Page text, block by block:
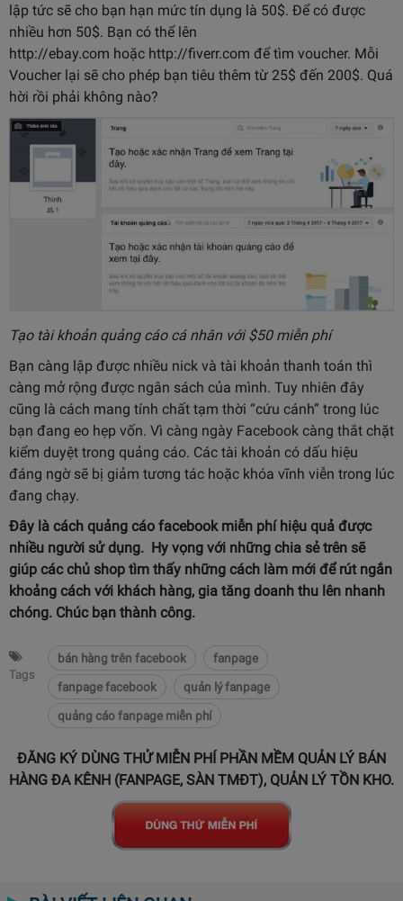
lập tức sẽ cho bạn hạn mức tín dụng là 50$. Để có được
nhiều hơn 50$. Bạn có thể lên
http://ebay.com hoặc http://fiverr.com để tìm voucher. Mỗi
Voucher lại sẽ cho phép bạn tiêu thêm từ 25$ đến 200$. Quá
hời rồi phải không nào?
Tạo tài khoản quảng cáo cá nhân với $50 miễn phí
Bạn càng lập được nhiều nick và tài khoản thanh toán thì
càng mở rộng được ngân sách của mình. Tuy nhiên đây
cũng là cách mang tính chất tạm thời “cứu cánh” trong lúc
bạn đang eo hẹp vốn. Vì càng ngày Facebook càng thắt chặt
kiểm duyệt trong quảng cáo. Các tài khoản có dấu hiệu
đáng ngờ sẽ bị giảm tương tác hoặc khóa vĩnh viễn trong lúc
đang chạy.
Đây là cách quảng cáo facebook miễn phí hiệu quả được
nhiều người sử dụng. Hy vọng với những chia sẻ trên sẽ
giúp các chủ shop tìm thấy những cách làm mới để rút ngắn
khoảng cách với khách hàng, gia tăng doanh thu lên nhanh
chóng. Chúc bạn thành công.
Tags
bán hàng trên facebook
fanpage
fanpage facebook
quản lý fanpage
quảng cáo fanpage miễn phí
ĐĂNG KÝ DÙNG THỬ MIỄN PHÍ PHẦN MỀM QUẢN LÝ BÁN
HÀNG ĐA KÊNH (FANPAGE, SÀN TMĐT), QUẢN LÝ TỒN KHO.